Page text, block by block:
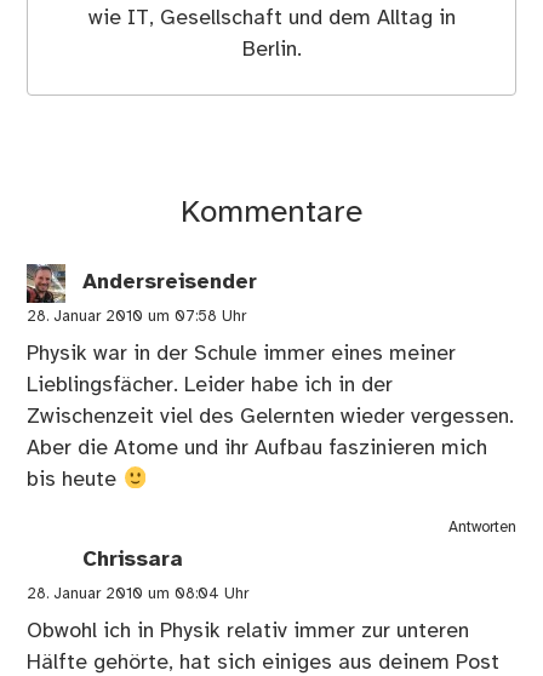
wie IT, Gesellschaft und dem Alltag in
Berlin.
Kommentare
Andersreisender
28. Januar 2010 um 07:58 Uhr
Physik war in der Schule immer eines meiner
Lieblingsfächer. Leider habe ich in der
Zwischenzeit viel des Gelernten wieder vergessen.
Aber die Atome und ihr Aufbau faszinieren mich
bis heute
Antworten
Chrissara
28. Januar 2010 um 08:04 Uhr
Obwohl ich in Physik relativ immer zur unteren
Hälfte gehörte, hat sich einiges aus deinem Post